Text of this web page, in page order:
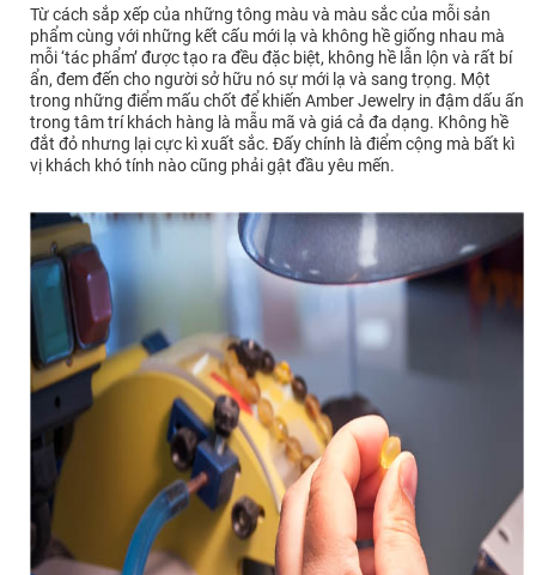
Từ cách sắp xếp của những tông màu và màu sắc của mỗi sản
phẩm cùng với những kết cấu mới lạ và không hề giống nhau mà
mỗi ‘tác phẩm’ được tạo ra đều đặc biệt, không hề lẫn lộn và rất bí
ẩn, đem đến cho người sở hữu nó sự mới lạ và sang trọng. Một
trong những điểm mấu chốt để khiến Amber Jewelry in đậm dấu ấn
trong tâm trí khách hàng là mẫu mã và giá cả đa dạng. Không hề
đắt đỏ nhưng lại cực kì xuất sắc. Đấy chính là điểm cộng mà bất kì
vị khách khó tính nào cũng phải gật đầu yêu mến.